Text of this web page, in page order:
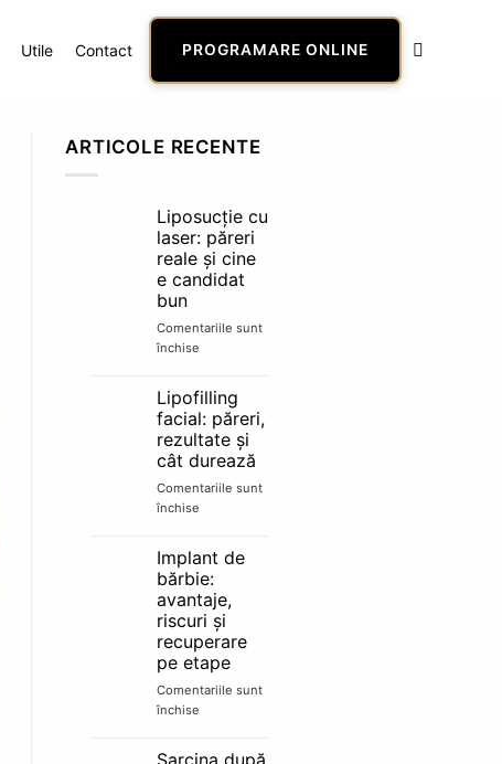
Utile Contact PROGRAMARE ONLINE
ARTICOLE RECENTE
Liposucție cu
laser: păreri
reale și cine
e candidat
bun
Comentariile sunt
închise
cu
laser:
păreri
reale
și
cine
Lipofilling
facial: păreri,
rezultate și
cât durează
Comentariile sunt
închise
facial:
păreri,
rezultate
și
cât
durează
Implant de
bărbie:
avantaje,
riscuri și
recuperare
pe etape
Comentariile sunt
închise
Sarcina după